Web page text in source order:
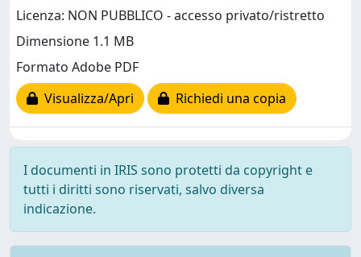
Licenza: NON PUBBLICO - accesso privato/ristretto
Dimensione 1.1 MB
Formato Adobe PDF
Visualizza/Apri
Richiedi una copia
I documenti in IRIS sono protetti da copyright e
tutti i diritti sono riservati, salvo diversa
indicazione.